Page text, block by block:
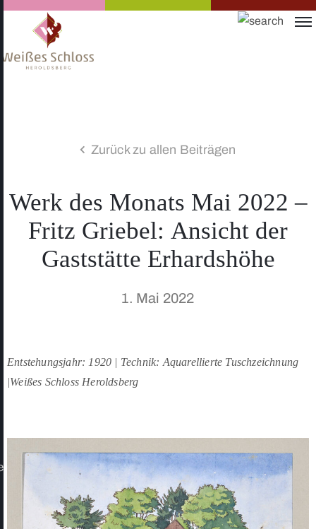
Zurück zu allen Beiträgen
Werk des Monats Mai 2022 –
Fritz Griebel: Ansicht der
Gaststätte Erhardshöhe
1. Mai 2022
Entstehungsjahr: 1920 | Technik: Aquarellierte Tuschzeichnung
|Weißes Schloss Heroldsberg